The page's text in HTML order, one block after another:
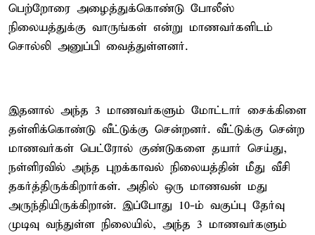
பெற்றோரை அழைத்துக்கொண்டு போலீஸ்
நிலையத்துக்கு வாருங்கள் என்று மாணவர்களிடம்
சொல்லி அனுப்பி வைத்துள்ளனர்.
இதனால் அந்த 3 மாணவர்களும் மோட்டார் சைக்கிளை
தள்ளிக்கொண்டு வீட்டுக்கு சென்றனர். வீட்டுக்கு சென்ற
மாணவர்கள் பெட்ரோல் குண்டுகளை தயார் செய்து,
நள்ளிரவில் அந்த புறக்காவல் நிலையத்தின் மீது வீசி
தகர்த்திருக்கிறார்கள். அதில் ஒரு மாணவன் மது
அருந்தியிருக்கிறான். இப்போது 10-ம் வகுப்பு தேர்வு
முடிவு வந்துள்ள நிலையில், அந்த 3 மாணவர்களும்